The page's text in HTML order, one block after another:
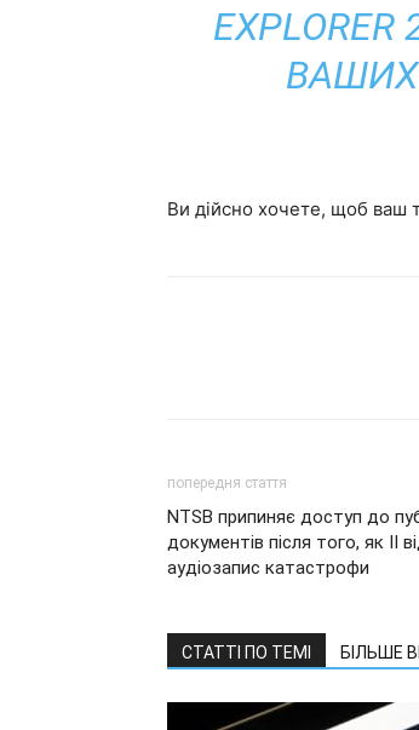
ВАШИХ
Ви дійсно хочете, щоб ваш
попередня стаття
NTSB припиняє доступ до
документів після того, як ІІ
аудіозапис катастрофи
СТАТТІ ПО ТЕМІ БІЛЬШЕ